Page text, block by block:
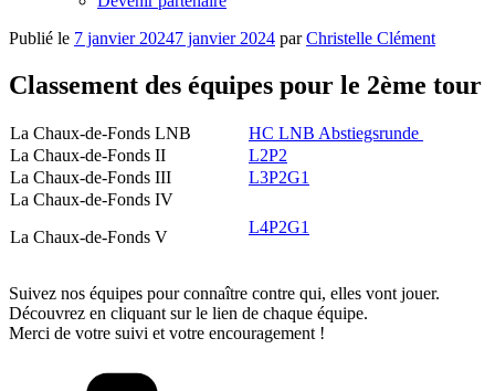
Publié le 7 janvier 20247 janvier 2024 parChristelle Clément
Classement des équipes pour le 2ème tour
La Chaux-de-Fonds LNB
HC LNB Abstiegsrunde
La Chaux-de-Fonds II
L2P2
La Chaux-de-Fonds III
L3P2G1
La Chaux-de-Fonds IV
La Chaux-de-Fonds V
L4P2G1
Suivez nos équipes pour connaître contre qui, elles vont jouer.
Découvrez en cliquant sur le lien de chaque équipe.
Merci de votre suivi et votre encouragement !